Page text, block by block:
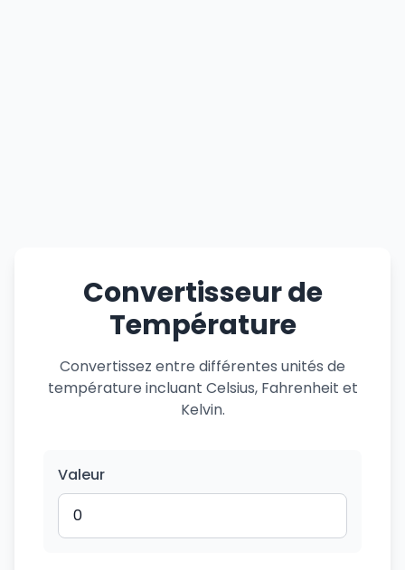
Convertisseur de
Température
Convertissez entre différentes unités de
température incluant Celsius, Fahrenheit et
Kelvin.
Valeur